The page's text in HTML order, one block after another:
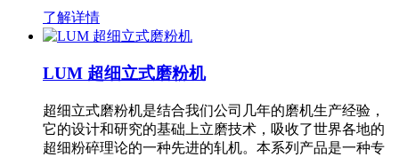
了解详情
LUM 超细立式磨粉机
超细立式磨粉机是结合我们公司几年的磨机生产经验，
它的设计和研究的基础上立磨技术，吸收了世界各地的
超细粉碎理论的一种先进的轧机。本系列产品是一种专